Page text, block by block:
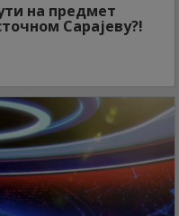
на предмет
Сарајеву?!